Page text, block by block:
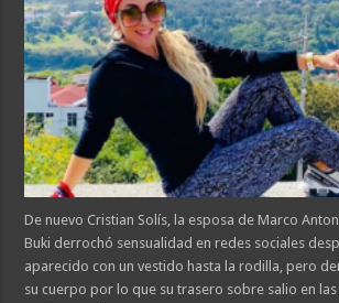
De nuevo Cristian Solís, la esposa de Marco
Buki derrochó sensualidad en redes sociales
aparecido con un vestido hasta la rodilla, pero
su cuerpo por lo que su trasero sobre salio en